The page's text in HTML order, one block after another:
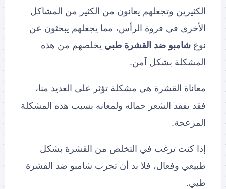
الكثيرين وتجعلهم يعانون من الكثير من المشاكل
الأخرى في فروة الرأس، مما يجعلهم يبحثون عن
نوع شامبو ضد القشرة طبي يخلصهم من هذه
المشكلة بشكل آمن.
معاناة القشرة هي مشكلة تؤثر على العديد منا،
فقد يفقد الشعر جماله ولمعانه بسبب هذه المشكلة
المزعجة.
إذا كنت ترغب في التخلص من القشرة بشكل
طبيعي وفعال، فلا بد أن تجرب شامبو ضد القشرة
طبي.